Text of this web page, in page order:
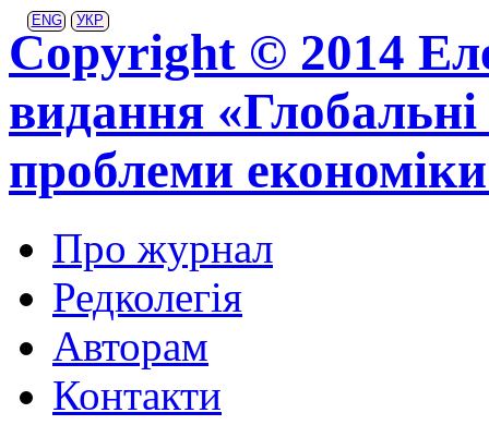
ENG УКР
Copyright © 2014
видання «Глобальні
проблеми
Про журнал
Редколегія
Авторам
Контакти